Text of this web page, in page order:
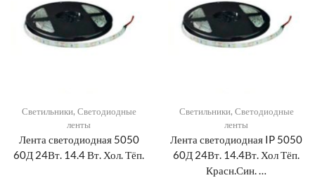
Светильники, Светодиодные
ленты
Лента светодиодная 5050
60Д 24Вт. 14.4 Вт. Хол. Тёп.
Светильники, Светодиодные
ленты
Лента светодиодная IP 5050
60Д 24Вт. 14.4Вт. Хол Тёп.
Красн.Син. …